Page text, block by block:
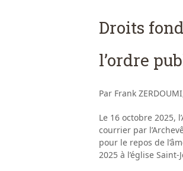
Droits
l’ordre
Par Frank
Le 16 octobre 2025,
courrier par
pour le repos de
2025 à l’église